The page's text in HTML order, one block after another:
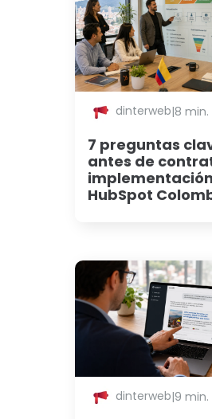
dinterweb|8
7 preguntas
antes de
implementación
HubSpot
dinterweb|9